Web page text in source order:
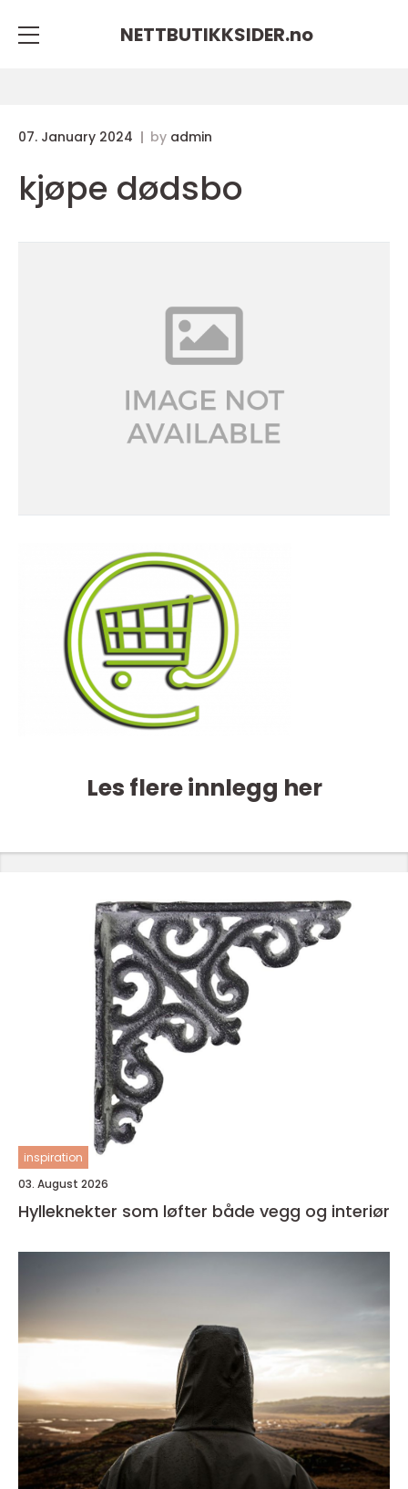
NETTBUTIKKSIDER.no
07. January 2024 by admin
kjøpe dødsbo
Les flere innlegg her
inspiration
03. August 2026
Hylleknekter som løfter både vegg og interiør